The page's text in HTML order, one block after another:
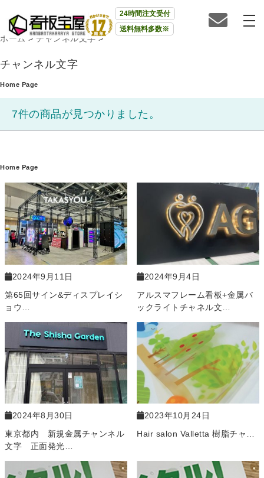
24時間注文受付
送料無料多数※
ホーム >チャンネル文字>
チャンネル文字
Home Page
7件の商品が見つかりました。
Home Page
2024年9月11日
第65回サイン&ディスプレイシ
ョウ…
2024年9月4日
アルスマフレーム看板+金属バ
ックライトチャネル文…
2024年8月30日
東京都内 新規金属チャンネル
文字 正面発光…
2023年10月24日
Hair salon Valletta 樹脂チャ…